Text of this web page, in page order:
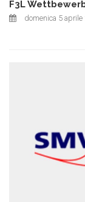
F3L
domenica 5 aprile